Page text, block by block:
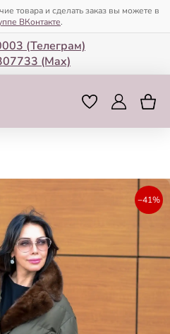
товара и сделать заказ вы можете в
ВКонтакте.
(Телеграм)
(Мax)
−41%